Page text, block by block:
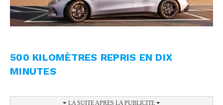
500 KILOMÈTRES REPRIS EN DIX
MINUTES